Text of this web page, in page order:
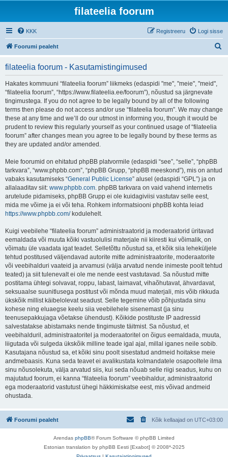
filateelia foorum
KKK Logi sisse
Registreeru
Foorumi pealeht
filateelia foorum - Kasutamistingimused
Hakates kommuuni “filateelia foorum” liikmeks (edaspidi "me", "meie", "meid",
“filateelia foorum”, “https://www.filateelia.ee/foorum”), nõustud sa järgnevate
tingimustega. If you do not agree to be legally bound by all of the following
terms then please do not access and/or use “filateelia foorum”. We may change
these at any time and we’ll do our utmost in informing you, though it would be
prudent to review this regularly yourself as your continued usage of “filateelia
foorum” after changes mean you agree to be legally bound by these terms as
they are updated and/or amended.
Meie foorumid on ehitatud phpBB platvormile (edaspidi “see”, “selle”, “phpBB
tarkvara”, “www.phpbb.com”, “phpBB Grupp, “phpBB meeskond”), mis on antud
vabaks kasutamiseks “General Public License” alusel (edaspidi “GPL”) ja on
allalaaditav siit: www.phpbb.com. phpBB tarkvara on vaid vahend internetis
arutelude pidamiseks, phpBB Grupp ei ole kuidagiviisi vastutav selle eest,
mida me võime ja ei või teha. Rohkem informatsiooni phpBB kohta leiad
https://www.phpbb.com/kodulehelt.
Kuigi veebilehe “filateelia foorum” administraatorid ja moderaatorid üritavad
eemaldada või muuta kõiki vastuolulisi materjale nii kiiresti kui võimalik, on
võimatu üle vaadata igat teadet. Selletõttu nõustud sa, et kõik siia leheküljele
tehtud postitused väljendavad autorite mitte administraatorite, moderaatorite
või veebihalduri vaateid ja arvamusi (välja arvatud nende inimeste poolt tehtud
teated) ja siit tulenevalt ei ole me nende eest vastutavad. Sa nõustud mitte
postitama ühtegi solvavat, roppu, labast, laimavat, vihaõhutavat, ähvardavat,
seksuaalse suunitlusega postitust või mõnda muud materjali, mis võib rikkuda
ükskõik millist käibelolevat seadust. Selle tegemine võib põhjustada sinu
kohese ning eluaegse keelu siia veebilehele sisenemast (ja sinu
teenusepakkujaga võetakse ühendust). Kõikide postituste IP aadressid
salvestatakse abistamaks nende tingimuste täitmist. Sa nõustud, et
veebihalduril, administraatoritel ja moderaatoritel on õigus eemaldada, muuta,
liigutada või sulgeda ükskõik milline teade igal ajal, millal iganes neile sobib.
Kasutajana nõustud sa, et kõiki sinu poolt sisestatud andmeid hoitakse meie
andmebaasis. Kuna seda teavet ei avalikustata kolmandatele osapooltele ilma
sinu nõusolekuta, välja arvatud siis, kui seda nõuab selle riigi seadus, kuhu on
majutatud foorum, ei kanna “filateelia foorum” veebihaldur, administraatorid
ega moderaatorid vastutust ühegi häkkimiskatse eest, mis võivad andmeid
ohustada.
Foorumi pealeht Kõik kellaajad on UTC+03:00
Arendas phpBB® Forum Software © phpBB Limited
Estonian translation by phpBB Eesti [Exabot] © 2008*-2025